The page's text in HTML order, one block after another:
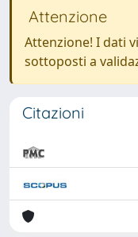
Attenzione
Attenzione! I dati
sottoposti a
Citazioni